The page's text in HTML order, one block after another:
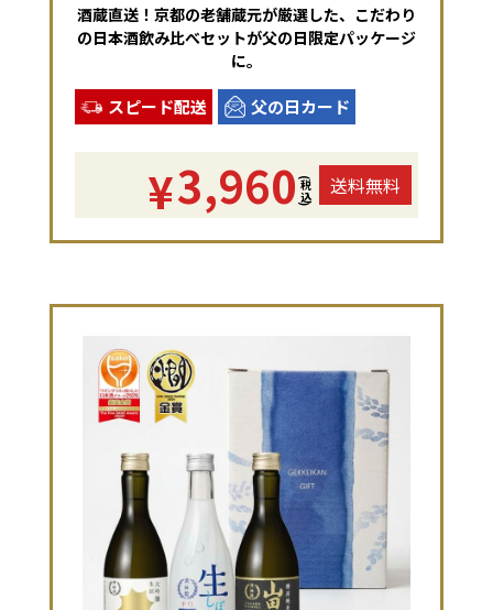
酒蔵直送！京都の老舗蔵元が厳選した、こだわり
の日本酒飲み比べセットが父の日限定パッケージ
に。
スピード配送 父の日カード
¥3,960(税込) 送料無料